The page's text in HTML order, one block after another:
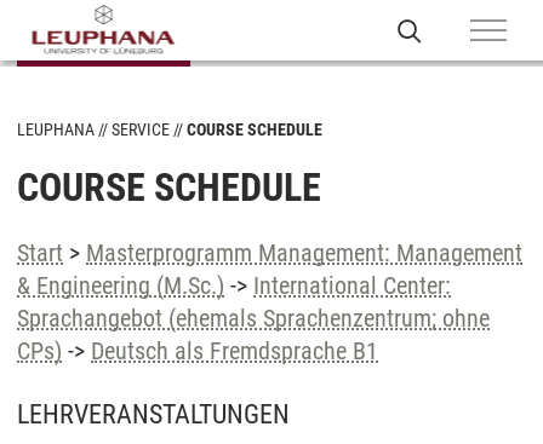
LEUPHANA SERVICE COURSE SCHEDULE
COURSE SCHEDULE
Start > Masterprogramm Management: Management
& Engineering (M.Sc.) -> International Center:
Sprachangebot (ehemals Sprachenzentrum; ohne
CPs) -> Deutsch als Fremdsprache B1
LEHRVERANSTALTUNGEN